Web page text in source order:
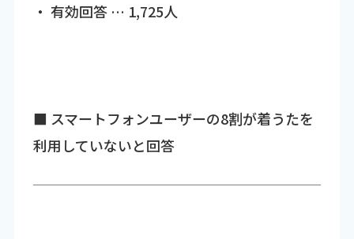
・ 有効回答 … 1,725人
■ スマートフォンユーザーの8割が着うたを
利用していないと回答